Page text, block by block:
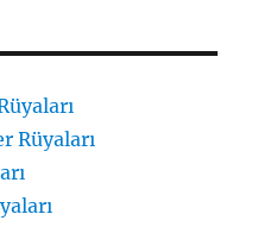
Rüyaları